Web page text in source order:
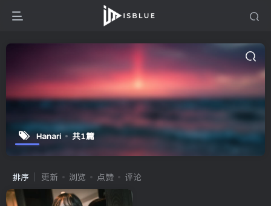
Hanari 共1篇
排序 更新 浏览 点赞 评论